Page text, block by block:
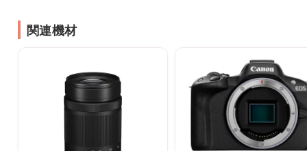
関連機材